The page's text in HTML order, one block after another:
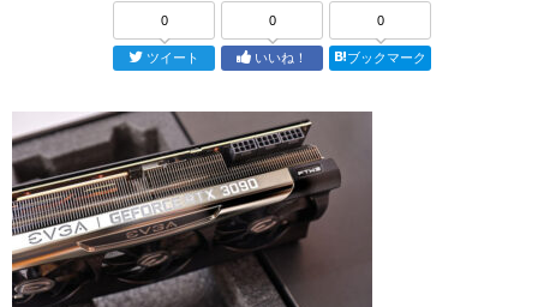
0
ツイート
0
いいね！
0
ブックマーク